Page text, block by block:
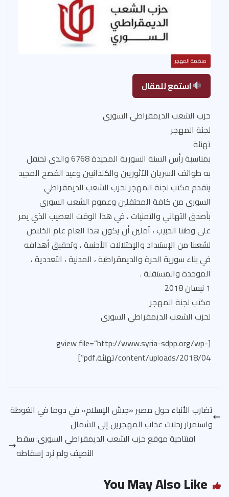
منظمة المهجر
استمع للمقال
حزب الشعب الديمقراطي السوري
لجنة المهجر
تهنئة
بمناسبة رأس السنة السورية المجيدة 6768 والذي تحتفل
به طوائف السريان الآثوريين والكلدانيين وعيد الفصح المجيد
يتقدم مكتب لجنة المهجر لحزب الشعب الديمقراطي
السوري من كافة المحتفلين وعموم الشعب السوري
بأصدق التهاني والتمنيات ، في هذا الوقت العصيب الذي يمر
على وطننا الحبيب ، آملين أن يكون هذا العام عام الخلاص
لشعبنا من الإستبداد والإحتلالات الأجنبية ، وتحقيق أهدافه
في بناء سورية الحرة والديمقراطية ، المدنية ، التعددية ،
الموحدة والمستقلة .
1 نيسان 2018
مكتب لجنة المهجر
لحزب الشعب الديمقراطي السوري
[gview file=”http://www.syria-sdpp.org/wp-
content/uploads/2018/04/تهنئة.pdf”]
تضارب الأنباء حول مصير «جيش الإسلام» في دوما في الغوطة
واستمرار رحلات عذاب المهجرين إلى الشمال
افتتاحية موقع حزب الشعب الديمقراطي السوري: سقط
النصيف ولم نرد إسقاطه
You May Also Like